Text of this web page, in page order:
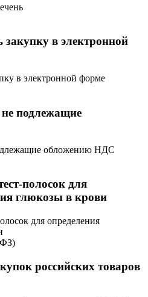
закупку в электронной
в электронной форме
подлежащие
обложению НДС
полосок для
глюкозы в крови
для определения
ФЗ)
российских товаров